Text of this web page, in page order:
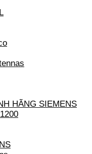
HÃNG SIEMENS